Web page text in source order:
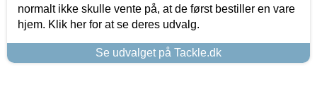
normalt ikke skulle vente på, at de først bestiller en vare
hjem. Klik her for at se deres udvalg.
Se udvalget på Tackle.dk